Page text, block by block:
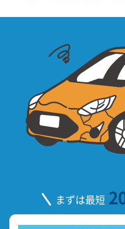
まずは最短